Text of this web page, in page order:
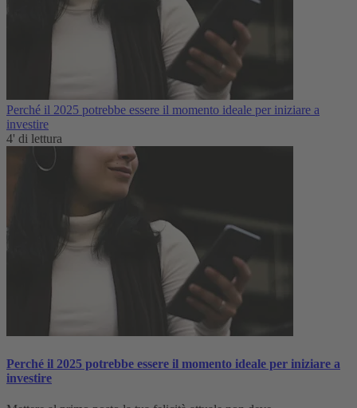
Perché il 2025 potrebbe essere il momento ideale per iniziare a
investire
4' di lettura
Perché il 2025 potrebbe essere il momento ideale per iniziare a
investire